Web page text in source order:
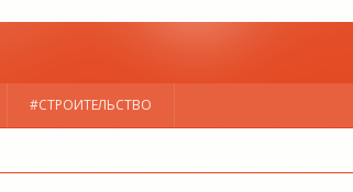
#СТРОИТЕЛЬСТВО